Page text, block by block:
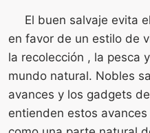
El buen salvaje evita
en favor de un estilo de
la recolección , la pesca
mundo natural. Nobles
avances y los gadgets
entienden estos